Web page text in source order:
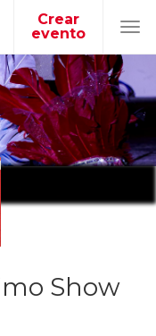
Crear
evento
Show